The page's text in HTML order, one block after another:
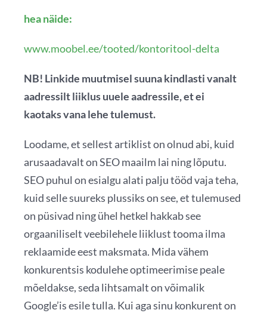
hea näide:
www.moobel.ee/tooted/kontoritool-delta
NB! Linkide muutmisel suuna kindlasti vanalt
aadressilt liiklus uuele aadressile, et ei
kaotaks vana lehe tulemust.
Loodame, et sellest artiklist on olnud abi, kuid
arusaadavalt on SEO maailm lai ning lõputu.
SEO puhul on esialgu alati palju tööd vaja teha,
kuid selle suureks plussiks on see, et tulemused
on püsivad ning ühel hetkel hakkab see
orgaaniliselt veebilehele liiklust tooma ilma
reklaamide eest maksmata. Mida vähem
konkurentsis kodulehe optimeerimise peale
mõeldakse, seda lihtsamalt on võimalik
Google’is esile tulla. Kui aga sinu konkurent on